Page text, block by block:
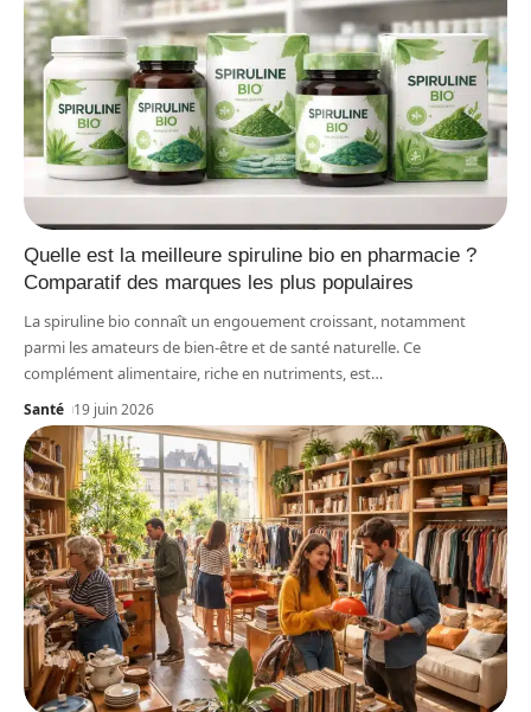
Quelle est la meilleure spiruline bio en pharmacie ?
Comparatif des marques les plus populaires
La spiruline bio connaît un engouement croissant, notamment
parmi les amateurs de bien-être et de santé naturelle. Ce
complément alimentaire, riche en nutriments, est…
Santé 19 juin 2026